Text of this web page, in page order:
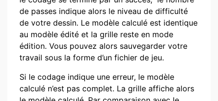
de passes indique alors le niveau de difficulté
de votre dessin. Le modèle calculé est identique
au modèle édité et la grille reste en mode
édition. Vous pouvez alors sauvegarder votre
travail sous la forme d’un fichier de jeu.
Si le codage indique une erreur, le modèle
calculé n’est pas complet. La grille affiche alors